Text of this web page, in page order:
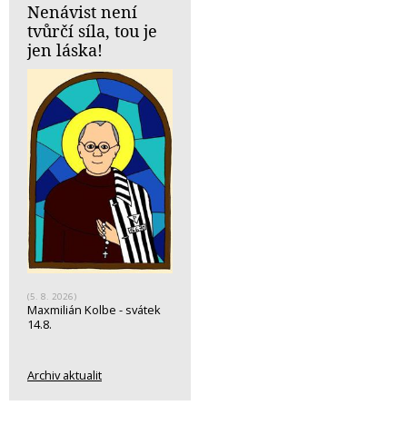
Nenávist není
tvůrčí síla, tou je
jen láska!
(5. 8. 2026)
Maxmilián Kolbe - svátek
14.8.
Archiv aktualit